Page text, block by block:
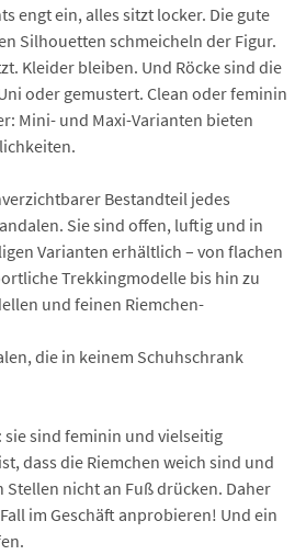
engt ein, alles sitzt locker. Die gute
Silhouetten schmeicheln der Figur.
Kleider bleiben. Und Röcke sind die
oder gemustert. Clean oder feminin
Mini- und Maxi-Varianten bieten
Bestandteil jedes
Sie sind offen, luftig und in
Varianten erhältlich – von flachen
Trekkingmodelle bis hin zu
und feinen Riemchen-
die in keinem Schuhschrank
: sie sind feminin und vielseitig
dass die Riemchen weich sind und
Stellen nicht an Fuß drücken. Daher
im Geschäft anprobieren! Und ein